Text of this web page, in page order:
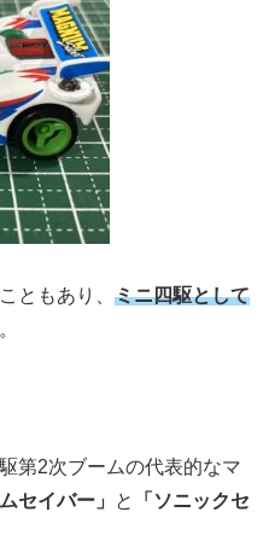
ともあり、 ミニ四駆として
第2次ブームの代表的なマ
セイバー」 と
「ソニックセ